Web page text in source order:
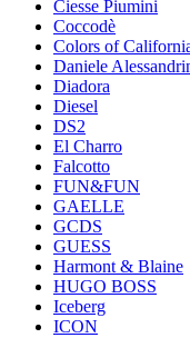
Ciesse Piumini
Coccodè
Colors of
Daniele
Diadora
Diesel
DS2
El Charro
Falcotto
FUN&FUN
GAELLE
GCDS
GUESS
Harmont & Blaine
HUGO BOSS
Iceberg
ICON